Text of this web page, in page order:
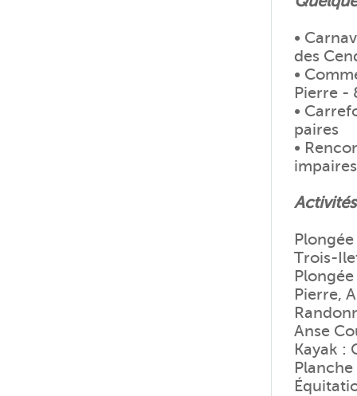
•
des
•
Pierre -
•
paires
•
impaires
Trois-
Pierre,
Anse
Kayak :